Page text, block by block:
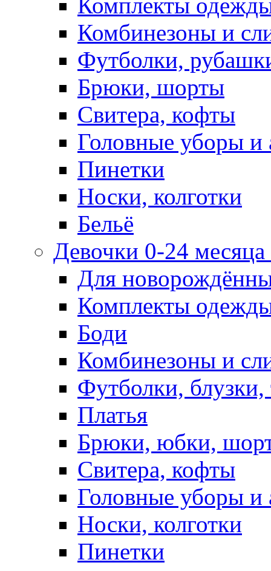
Комбинезоны и
Футболки,
Брюки, шорты
Свитера, кофты
Головные уборы и
Пинетки
Носки, колготки
Бельё
Девочки 0-24
Для
Комплекты
Боди
Комбинезоны и
Футболки,
Платья
Брюки, юбки,
Свитера, кофты
Головные уборы и
Носки, колготки
Пинетки